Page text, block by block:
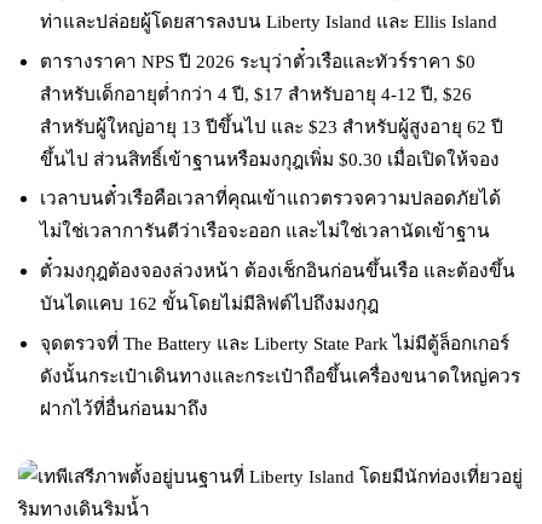
ท่าและปล่อยผู้โดยสารลงบน Liberty Island และ Ellis Island
ตารางราคา NPS ปี 2026 ระบุว่าตั๋วเรือและทัวร์ราคา $0
สำหรับเด็กอายุต่ำกว่า 4 ปี, $17 สำหรับอายุ 4-12 ปี, $26
สำหรับผู้ใหญ่อายุ 13 ปีขึ้นไป และ $23 สำหรับผู้สูงอายุ 62 ปี
ขึ้นไป ส่วนสิทธิ์เข้าฐานหรือมงกุฎเพิ่ม $0.30 เมื่อเปิดให้จอง
เวลาบนตั๋วเรือคือเวลาที่คุณเข้าแถวตรวจความปลอดภัยได้
ไม่ใช่เวลาการันตีว่าเรือจะออก และไม่ใช่เวลานัดเข้าฐาน
ตั๋วมงกุฎต้องจองล่วงหน้า ต้องเช็กอินก่อนขึ้นเรือ และต้องขึ้น
บันไดแคบ 162 ขั้นโดยไม่มีลิฟต์ไปถึงมงกุฎ
จุดตรวจที่ The Battery และ Liberty State Park ไม่มีตู้ล็อกเกอร์
ดังนั้นกระเป๋าเดินทางและกระเป๋าถือขึ้นเครื่องขนาดใหญ่ควร
ฝากไว้ที่อื่นก่อนมาถึง